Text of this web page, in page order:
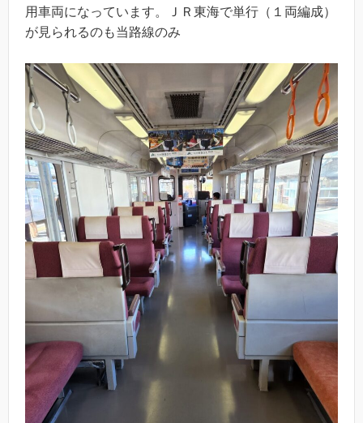
用車両になっています。ＪＲ東海で単行（１両編成）
が見られるのも当路線のみ